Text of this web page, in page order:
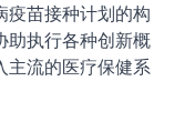
疫苗接种计划的构
助执行各种创新概
主流的医疗保健系